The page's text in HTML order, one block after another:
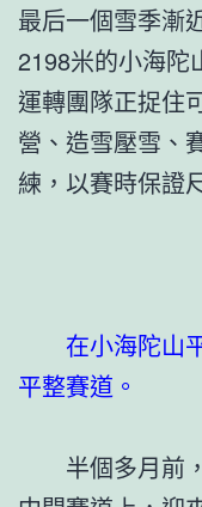
最后一個雪季漸
2198米的小海陀
運轉團隊正捉住
營、造雪壓雪、
練，以賽時保證
在小海陀山平
平整賽道。
半個多月前，